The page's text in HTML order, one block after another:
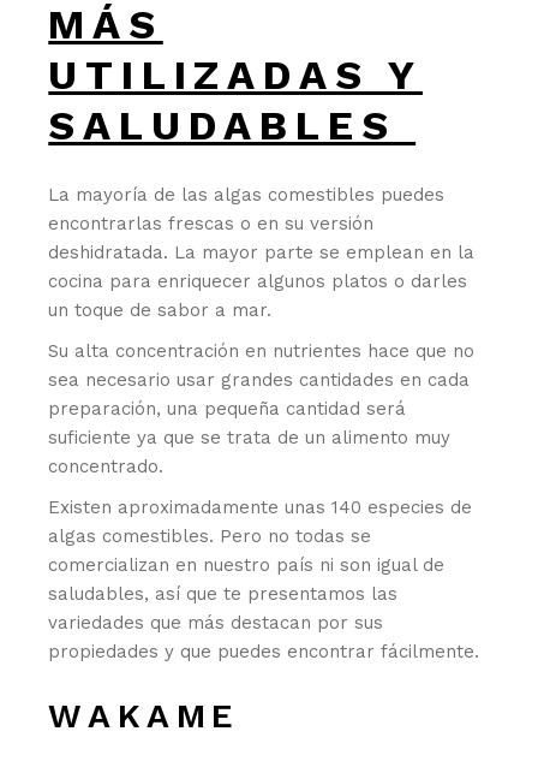
MÁS
UTILIZADAS Y
SALUDABLES
La mayoría de las algas comestibles puedes
encontrarlas frescas o en su versión
deshidratada. La mayor parte se emplean en la
cocina para enriquecer algunos platos o darles
un toque de sabor a mar.
Su alta concentración en nutrientes hace que no
sea necesario usar grandes cantidades en cada
preparación, una pequeña cantidad será
suficiente ya que se trata de un alimento muy
concentrado.
Existen aproximadamente unas 140 especies de
algas comestibles. Pero no todas se
comercializan en nuestro país ni son igual de
saludables, así que te presentamos las
variedades que más destacan por sus
propiedades y que puedes encontrar fácilmente.
WAKAME